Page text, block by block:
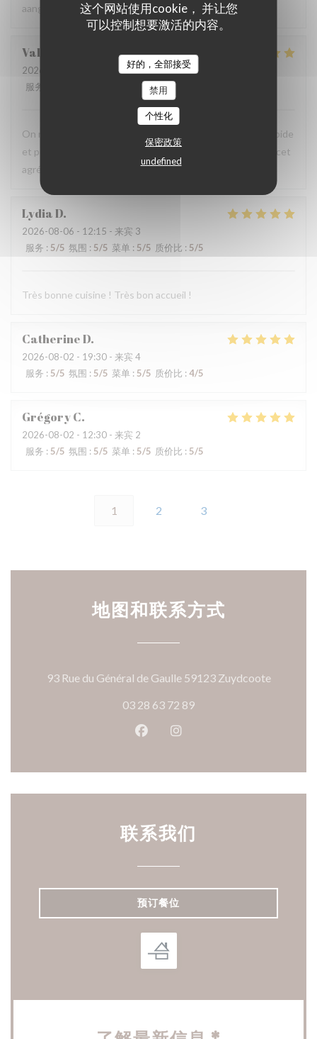
这个网站使用cookie， 并让您
可以控制想要激活的内容。
好的，全部接受
禁用
个性化
保密政策
undefined
aangenaam kader, een aanradee
Valerie
2026-08-06
- 12:45 - 来宾 4
服务
5/5 质价比
On recommande vivement, carte avec du choix ,service rapide
et personnels très agréable, prix raisonnables..merci pour cet
agréable moment en terrasse.
LydiaD
2026-08-06 - 12:15 - 来宾 3
服务 : 5/5 氛围 : 5/5 菜单 : 5/5 质价比 : 5/5
Très bonne cuisine ! Très bon accueil !
CatherineD
2026-08-02 - 19:30 - 来宾 4
服务 : 5/5 氛围 : 5/5 菜单 : 5/5 质价比 : 4/5
GrégoryC
2026-08-02 - 12:30 - 来宾 2
服务 : 5/5 氛围 : 5/5 菜单 : 5/5 质价比 : 5/5
1 2 3
地图和联系方式
93 Rue du Général de Gaulle 59123 Zuydcoote((在新窗
03 28 63 72 89
Facebook ((在新窗口中打开))
Instagram ((在新窗口中
联系我们
预订餐位